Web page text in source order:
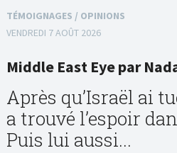
TÉMOIGNAGES / OPINIONS
VENDREDI 7 AOÛT 2026
Middle East Eye par
Après qu’Israël ai
a trouvé l’espoir
Puis lui aussi...